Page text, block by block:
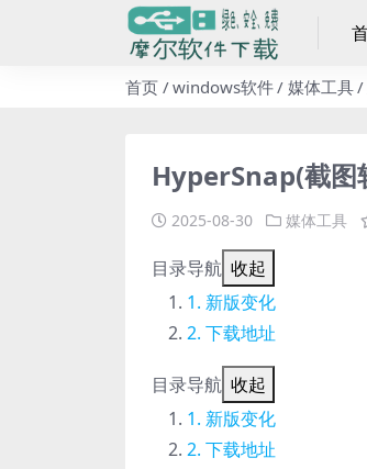
首页 windows软件 媒体工具
HyperSnap(截图
2025-08-30 媒体工具
目录导航 收起
新版变化
下载地址
目录导航 收起
新版变化
下载地址